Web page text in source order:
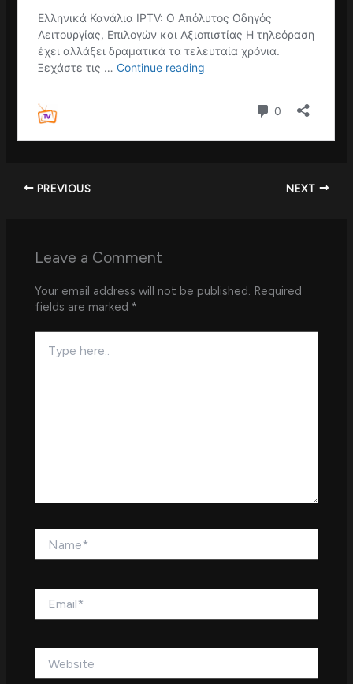
PREVIOUS NEXT
Leave a Comment
Your email address will not be published. Required
fields are marked *
here..